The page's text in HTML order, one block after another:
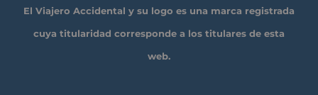
El Viajero Accidental y su logo es una marca registrada
cuya titularidad corresponde a los titulares de esta
web.